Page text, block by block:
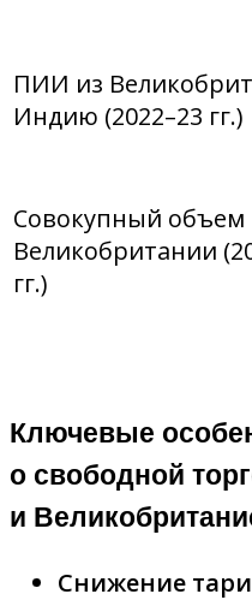
ПИИ из
Индию (2022–23 гг.)
Совокупный
Великобритании
гг.)
Ключевые
о свободной
и
Снижение